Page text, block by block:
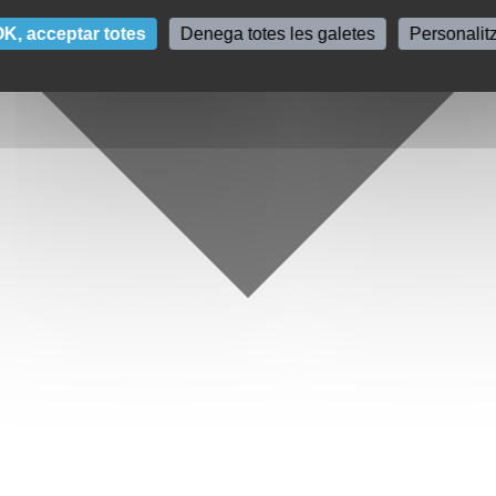
acceptar totes Denega totes les galetes